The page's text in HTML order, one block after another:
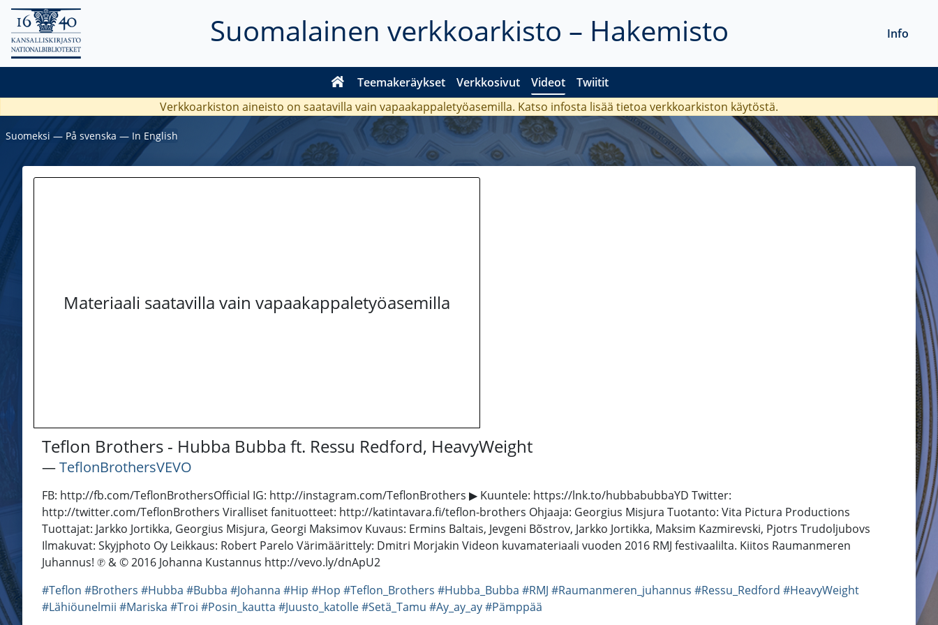
Suomalainen verkkoarkisto – Hakemisto
Teemakeräykset Verkkosivut Videot Twiitit
Info
Verkkoarkiston aineisto on saatavilla vain vapaakappaletyöasemilla. Katso infosta lisää tietoa verkkoarkiston käytöstä.
Suomeksi ― På svenska ― In English
Materiaali saatavilla vain vapaakappaletyöasemilla
Teflon Brothers - Hubba Bubba ft. Ressu Redford, HeavyWeight
―TeflonBrothersVEVO
FB: http://fb.com/TeflonBrothersOfficial IG: http://instagram.com/TeflonBrothers ▶ Kuuntele: https://lnk.to/hubbabubbaYD Twitter:
http://twitter.com/TeflonBrothers Viralliset fanituotteet: http://katintavara.fi/teflon-brothers Ohjaaja: Georgius Misjura Tuotanto: Vita Pictura Productions
Tuottajat: Jarkko Jortikka, Georgius Misjura, Georgi Maksimov Kuvaus: Ermins Baltais, Jevgeni Bõstrov, Jarkko Jortikka, Maksim Kazmirevski, Pjotrs Trudoljubovs
Ilmakuvat: Skyjphoto Oy Leikkaus: Robert Parelo Värimäärittely: Dmitri Morjakin Videon kuvamateriaali vuoden 2016 RMJ festivaalilta. Kiitos Raumanmeren
Juhannus! ℗ & © 2016 Johanna Kustannus http://vevo.ly/dnApU2
#Teflon #Brothers #Hubba #Bubba #Johanna #Hip #Hop #Teflon_Brothers #Hubba_Bubba #RMJ #Raumanmeren_juhannus #Ressu_Redford #HeavyWeight
#Lähiöunelmii #Mariska #Troi #Posin_kautta #Juusto_katolle#Setä_Tamu #Ay_ay_ay#Pämppää